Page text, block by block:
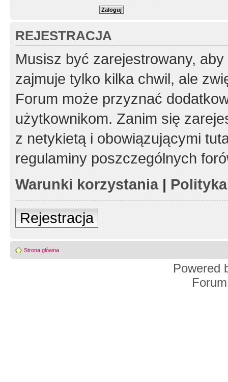
REJESTRACJA
Musisz być zarejestrowany,
zajmuje tylko kilka chwil, ale
Forum może przyznać
użytkownikom. Zanim się
z netykietą i obowiązującymi
regulaminy poszczególnych
Warunki korzystania|
Rejestracja
Strona główna
Powered